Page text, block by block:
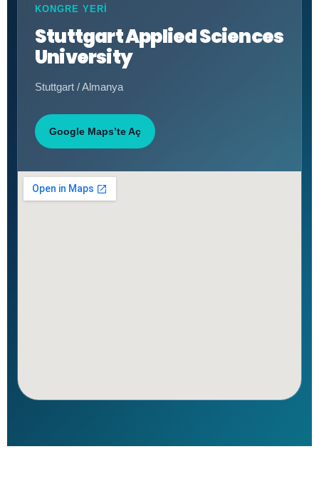
KONGRE YERİ
Stuttgart Applied Sciences
University
Stuttgart / Almanya
Google Maps’te Aç